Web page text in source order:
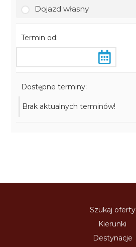
Dojazd własny
Termin od:
Dostępne terminy:
Brak aktualnych terminów!
Szukaj oferty
Kierunki
Destynacje